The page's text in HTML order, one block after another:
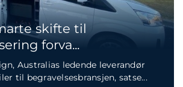
skifte til
forva...
Australias ledende leverandør
til begravelsesbransjen, satse...